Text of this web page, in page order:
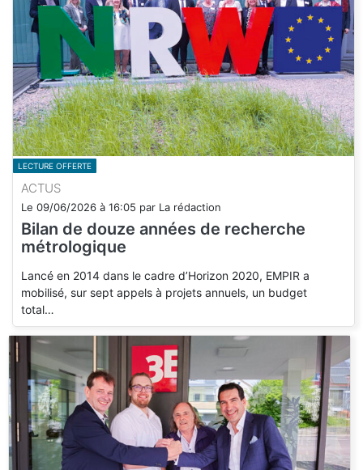
LECTURE OFFERTE
ACTUS
Le 09/06/2026 à 16:05 par La rédaction
Bilan de douze années de recherche
métrologique
Lancé en 2014 dans le cadre d’Horizon 2020, EMPIR a
mobilisé, sur sept appels à projets annuels, un budget
total…